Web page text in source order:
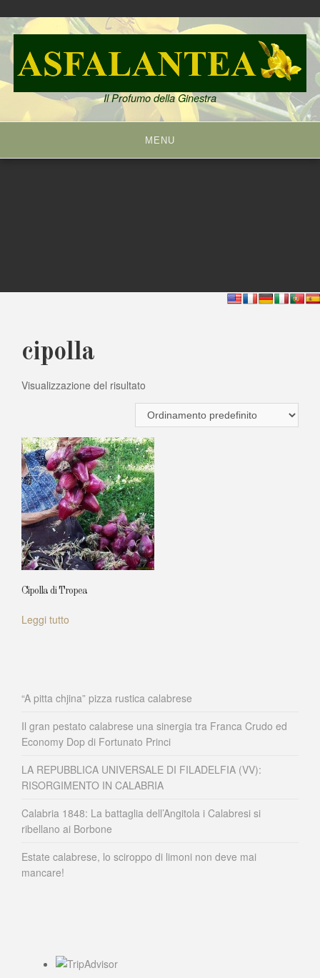
Skip
to
content
Il Profumo della Ginestra
MENU
cipolla
Visualizzazione del risultato
Cipolla di Tropea
Leggi tutto
“A pitta chjina” pizza rustica calabrese
Il gran pestato calabrese una sinergia tra Franca Crudo ed
Economy Dop di Fortunato Princi
LA REPUBBLICA UNIVERSALE DI FILADELFIA (VV):
RISORGIMENTO IN CALABRIA
Calabria 1848: La battaglia dell’Angitola i Calabresi si
ribellano ai Borbone
Estate calabrese, lo sciroppo di limoni non deve mai
mancare!